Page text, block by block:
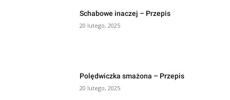
Schabowe inaczej – Przepis
20 lutego, 2025
Polędwiczka smażona – Przepis
20 lutego, 2025